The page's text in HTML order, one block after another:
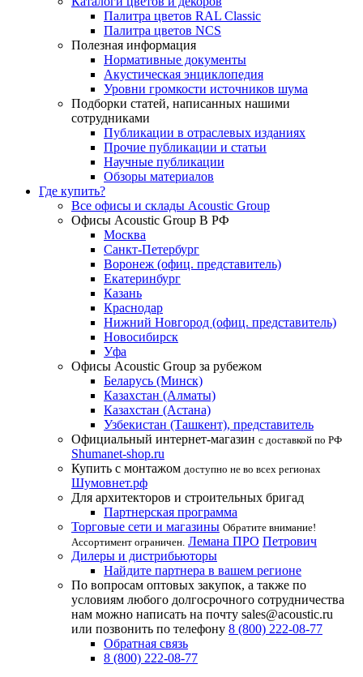
Палитра цветов RAL Сlassic
Палитра цветов NCS
Полезная информация
Нормативные документы
Акустическая энциклопедия
Уровни громкости источников шума
Подборки статей, написанных нашими
сотрудниками
Публикации в отраслевых изданиях
Прочие публикации и статьи
Научные публикации
Обзоры материалов
Где купить?
Все офисы и склады Acoustic Group
Офисы Acoustic Group В РФ
Москва
Санкт-Петербург
Воронеж (офиц. представитель)
Екатеринбург
Казань
Краснодар
Нижний Новгород (офиц. представитель)
Новосибирск
Уфа
Офисы Acoustic Group за рубежом
Беларусь (Минск)
Казахстан (Алматы)
Казахстан (Астана)
Узбекистан (Ташкент), представитель
Официальный интернет-магазин с доставкой по РФ
Shumanet-shop.ru
Купить с монтажом доступно не во всех регионах
Шумовнет.рф
Для архитекторов и строительных бригад
Партнерская программа
Торговые сети и магазины Обратите внимание!
Ассортимент ограничен. Лемана ПРО Петрович
Дилеры и дистрибьюторы
Найдите партнера в вашем регионе
По вопросам оптовых закупок, а также по
условиям любого долгосрочного сотрудничества
нам можно написать на почту sales@acoustic.ru
или позвонить по телефону 8 (800) 222-08-77
Обратная связь
8 (800) 222-08-77